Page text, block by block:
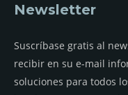
Newsletter
Suscríbase gratis al
recibir en su e-mail
soluciones para todos